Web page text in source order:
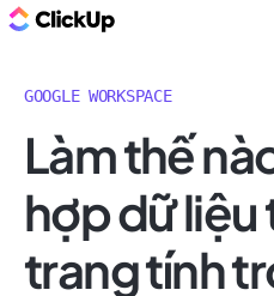
GOOGLE WORKSPACE
Làm thế
hợp dữ liệu
trang tính